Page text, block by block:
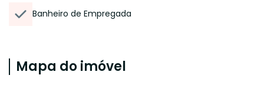
Banheiro de Empregada
Mapa do imóvel